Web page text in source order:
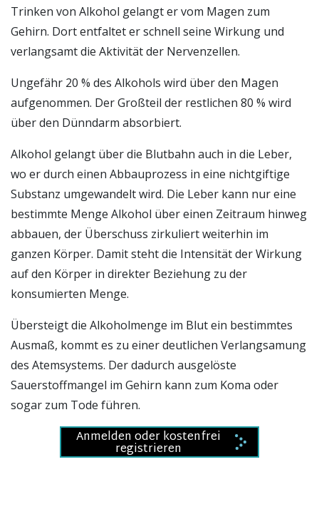
Trinken von Alkohol gelangt er vom Magen zum
Gehirn. Dort entfaltet er schnell seine Wirkung und
verlangsamt die Aktivität der Nervenzellen.
Ungefähr 20 % des Alkohols wird über den Magen
aufgenommen. Der Großteil der restlichen 80 % wird
über den Dünndarm absorbiert.
Alkohol gelangt über die Blutbahn auch in die Leber,
wo er durch einen Abbauprozess in eine nichtgiftige
Substanz umgewandelt wird. Die Leber kann nur eine
bestimmte Menge Alkohol über einen Zeitraum hinweg
abbauen, der Überschuss zirkuliert weiterhin im
ganzen Körper. Damit steht die Intensität der Wirkung
auf den Körper in direkter Beziehung zu der
konsumierten Menge.
Übersteigt die Alkoholmenge im Blut ein bestimmtes
Ausmaß, kommt es zu einer deutlichen Verlangsamung
des Atemsystems. Der dadurch ausgelöste
Sauerstoffmangel im Gehirn kann zum Koma oder
sogar zum Tode führen.
Anmelden oder kostenfrei
registrieren